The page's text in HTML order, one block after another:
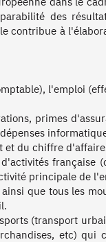
des
contribue à
l'emploi
primes
du chiffre
française
principale de
que tous les
(transport
etc) qui